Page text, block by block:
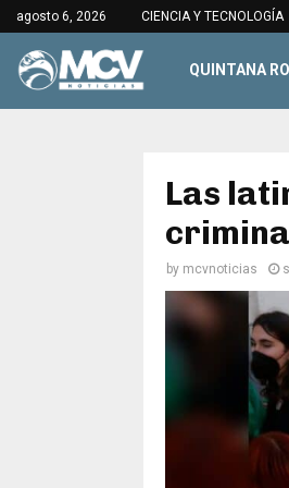
agosto 6, 2026 CIENCIA Y TECNOLOGÍA
QUINTANA
Las
by mcvnoticias